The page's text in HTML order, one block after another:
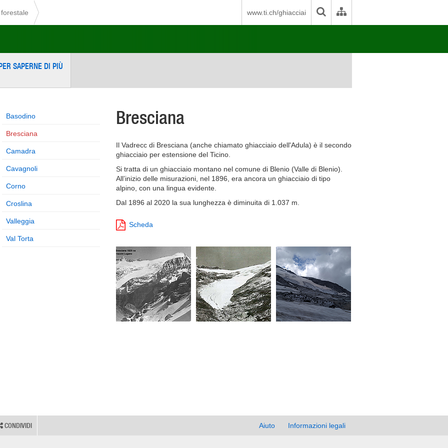
www.ti.ch/ghiacciai
SAPERNE DI PIÙ
Basodino
Bresciana
Camadra
Cavagnoli
Corno
Croslina
Valleggia
Val Torta
Bresciana
Il Vadrecc di Bresciana (anche chiamato ghiacciaio dell'Adula) è il secondo
ghiacciaio per estensione del Ticino.
Si tratta di un ghiacciaio montano nel comune di Blenio (Valle di Blenio).
All’inizio delle misurazioni, nel 1896, era ancora un ghiacciaio di tipo
alpino, con una lingua evidente.
Dal 1896 al 2020 la sua lunghezza è diminuita di 1.037 m.
Scheda
CONDIVIDI Aiuto Informazioni legali